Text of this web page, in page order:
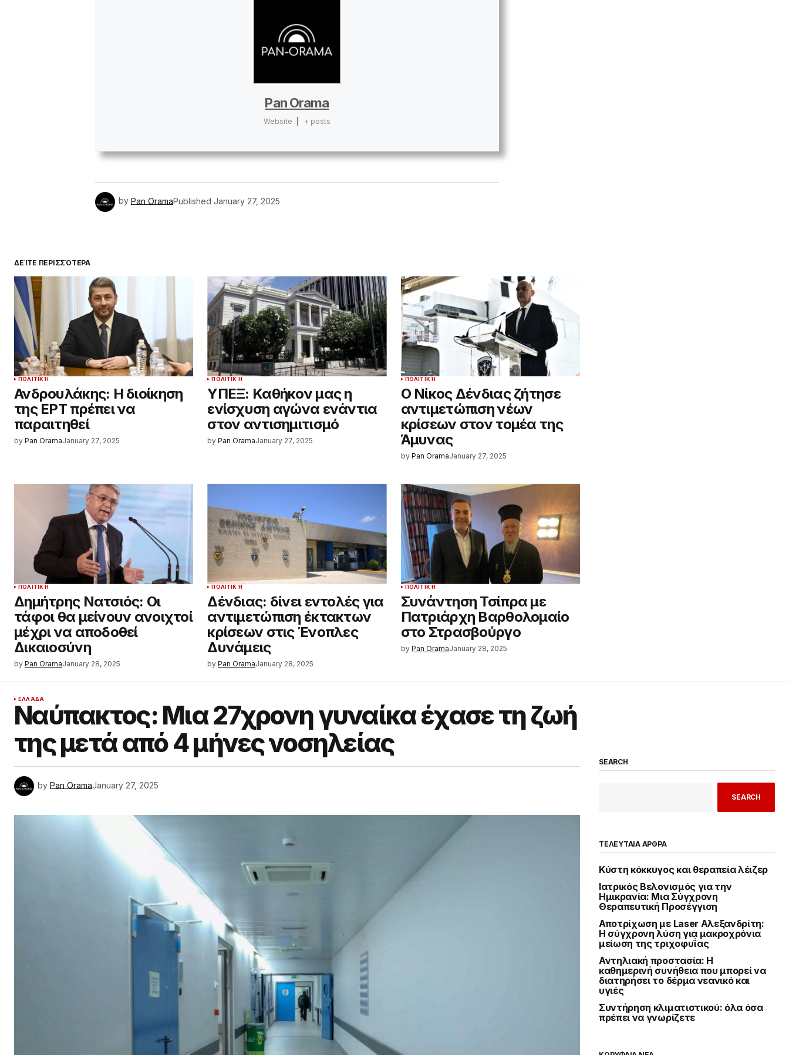
Pan Orama
Website + posts
by Pan OramaPublished January 27, 2025
ΔΕΊΤΕ ΠΕΡΙΣΣΌΤΕΡΑ
ΠΟΛΙΤΙΚΉ
Ανδρουλάκης: Η διοίκηση
της ΕΡΤ πρέπει να
παραιτηθεί
by Pan OramaJanuary 27, 2025
ΠΟΛΙΤΙΚΉ
ΥΠΕΞ: Καθήκον μας η
ενίσχυση αγώνα ενάντια
στον αντισημιτισμό
by Pan OramaJanuary 27, 2025
ΠΟΛΙΤΙΚΉ
Ο Νίκος Δένδιας ζήτησε
αντιμετώπιση νέων
κρίσεων στον τομέα της
Άμυνας
by Pan OramaJanuary 27, 2025
ΠΟΛΙΤΙΚΉ
Δημήτρης Νατσιός: Οι
τάφοι θα μείνουν ανοιχτοί
μέχρι να αποδοθεί
Δικαιοσύνη
by Pan OramaJanuary 28, 2025
ΠΟΛΙΤΙΚΉ
Δένδιας: δίνει εντολές για
αντιμετώπιση έκτακτων
κρίσεων στις Ένοπλες
Δυνάμεις
by Pan OramaJanuary 28, 2025
ΠΟΛΙΤΙΚΉ
Συνάντηση Τσίπρα με
Πατριάρχη Βαρθολομαίο
στο Στρασβούργο
by Pan OramaJanuary 28, 2025
ΕΛΛΆΔΑ
Ναύπακτος: Μια 27χρονη γυναίκα έχασε τη ζωή
της μετά από 4 μήνες νοσηλείας
by Pan OramaJanuary 27, 2025
SEARCH
SEARCH
ΤΕΛΕΥΤΑΙΑ ΑΡΘΡΑ
Κύστη κόκκυγος και θεραπεία λέιζερ
Ιατρικός Βελονισμός για την
Ημικρανία: Μια Σύγχρονη
Θεραπευτική Προσέγγιση
Αποτρίχωση με Laser Αλεξανδρίτη:
Η σύγχρονη λύση για μακροχρόνια
μείωση της τριχοφυΐας
Αντηλιακή προστασία: Η
καθημερινή συνήθεια που μπορεί να
διατηρήσει το δέρμα νεανικό και
υγιές
Συντήρηση κλιματιστικού: όλα όσα
πρέπει να γνωρίζετε